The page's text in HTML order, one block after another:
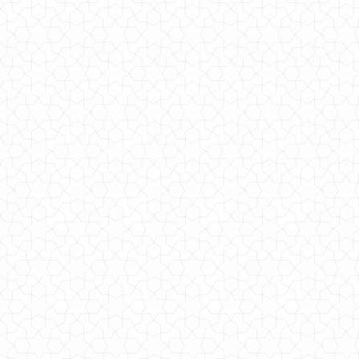
Модное платье с хомутом и открытыми плечами
430.00грн.